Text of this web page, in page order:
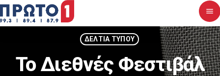
menu
close
Αρχική
ΔΕΛΤΙΑ ΤΥΠΟΥ
Το Διεθνές Φεστιβάλ